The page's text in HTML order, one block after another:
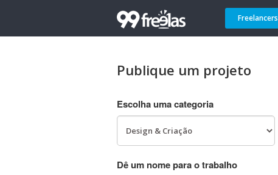
Freelancers
Publique um projeto
Escolha uma categoria
Dê um nome para o trabalho